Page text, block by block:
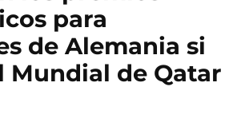
para
de Alemania si
Mundial de Qatar